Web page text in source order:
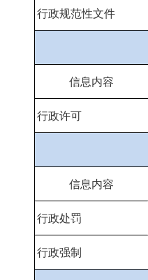
行政规范性文件
信息内容
行政许可
信息内容
行政处罚
行政强制